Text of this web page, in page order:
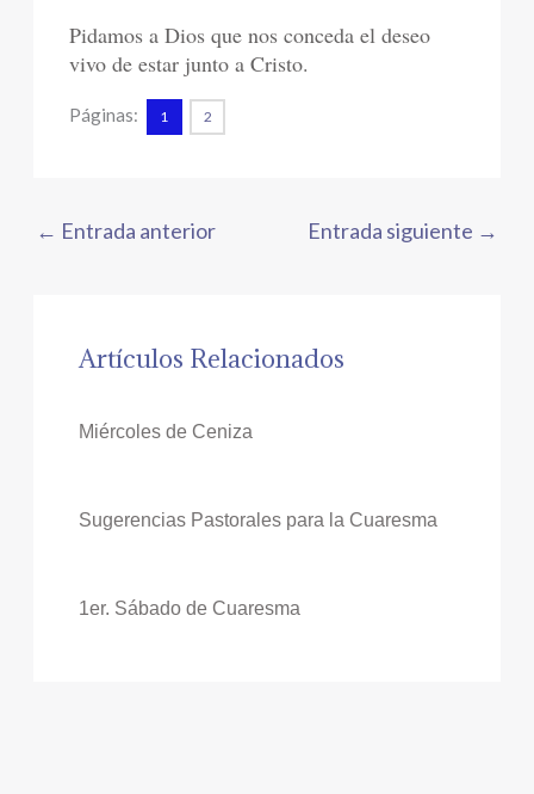
Pidamos a Dios que nos conceda el deseo
vivo de estar junto a Cristo.
Páginas: 1 2
← Entrada anterior Entrada siguiente →
Artículos Relacionados
Miércoles de Ceniza
Sugerencias Pastorales para la Cuaresma
1er. Sábado de Cuaresma